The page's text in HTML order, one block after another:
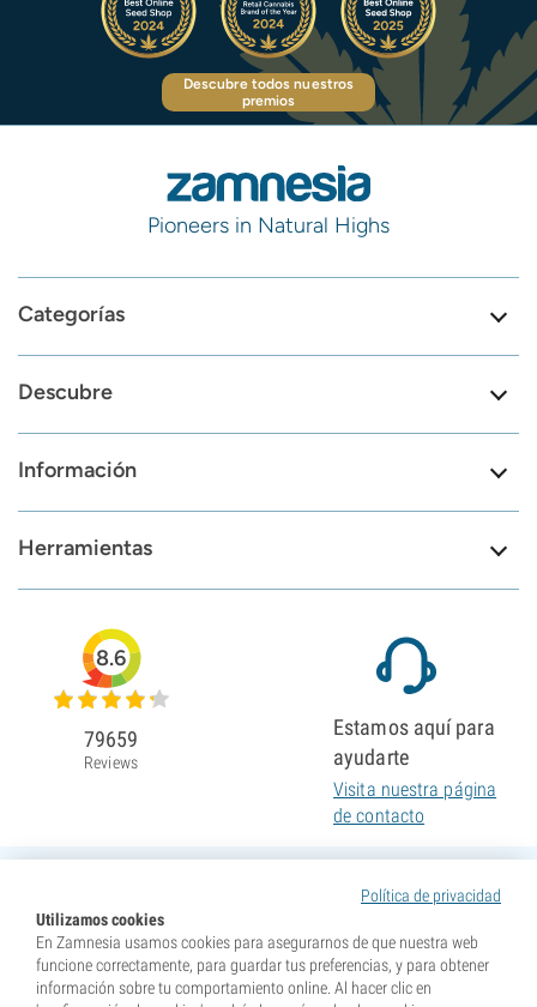
Descubre todos nuestros
premios
Pioneers in Natural Highs
Categorías
Descubre
Información
Herramientas
Política de privacidad
Utilizamos cookies
En Zamnesia usamos cookies para asegurarnos de que nuestra web
funcione correctamente, para guardar tus preferencias, y para obtener
información sobre tu comportamiento online. Al hacer clic en
8.6
79659
Reviews
Estamos aquí para
ayudarte
Visita nuestra página
de contacto